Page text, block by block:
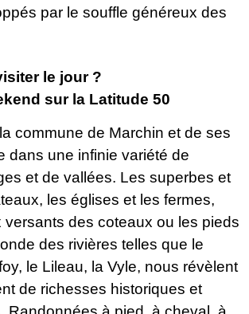
par le souffle généreux des
le jour ?
sur la Latitude 50
commune de Marchin et de ses
dans une infinie variété de
et de vallées. Les superbes et
les églises et les fermes,
des coteaux ou les pieds
des rivières telles que le
le Lileau, la Vyle, nous révèlent
de richesses historiques et